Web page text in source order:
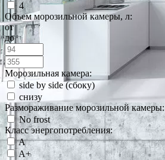
4
Объем морозильной камеры, л:
от
до
Морозильная камера:
side by side (сбоку)
снизу
Размораживание морозильной камеры:
No frost
Класс энергопотребления:
A
A+